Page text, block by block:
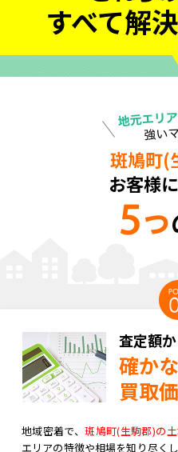
すべて解決
斑鳩町(
お客様
査定額
確かな
買取
地域密着で、斑鳩町(生駒郡)の
エリアの特徴や相場を知り尽く